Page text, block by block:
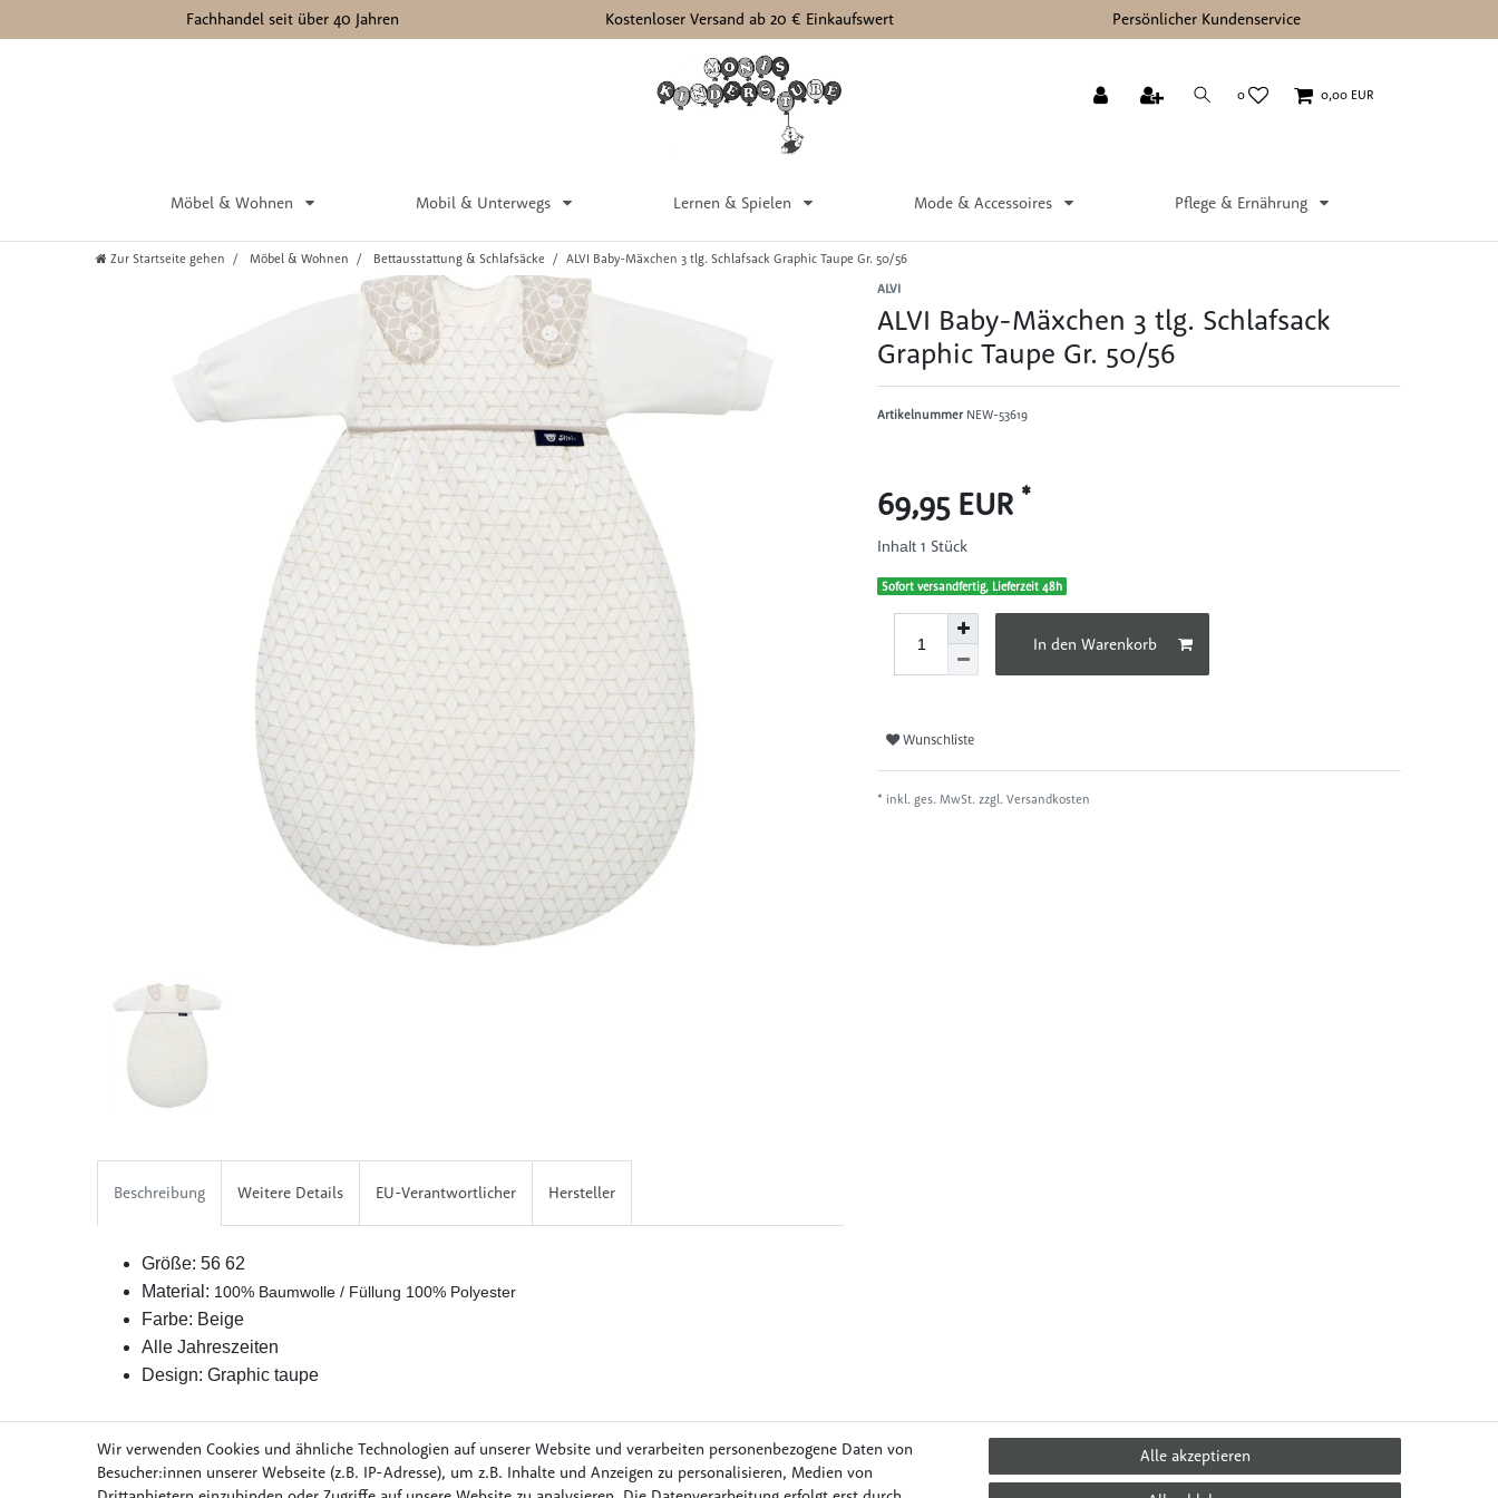
Fachhandel seit über 40 Jahren Kostenloser Versand ab 20 € Einkaufswert Persönlicher Kundenservice
0 0,00 EUR
Möbel & Wohnen Mobil & Unterwegs Lernen & Spielen Mode & Accessoires Pflege & Ernährung
Zur Startseite gehen Möbel & Wohnen Bettausstattung & Schlafsäcke
ALVI Baby-Mäxchen 3 tlg. Schlafsack Graphic Taupe Gr. 50/56
ALVI
ALVI Baby-Mäxchen 3 tlg. Schlafsack
Graphic Taupe Gr. 50/56
Artikelnummer NEW-53619
69,95 EUR *
Inhalt 1 Stück
Sofort versandfertig, Lieferzeit 48h
In den Warenkorb
Wunschliste
* inkl. ges. MwSt. zzgl. Versandkosten
Beschreibung Weitere Details EU-Verantwortlicher Hersteller
Größe: 56 62
Material: 100% Baumwolle / Füllung 100% Polyester
Farbe: Beige
Alle Jahreszeiten
Design: Graphic taupe
Wir verwenden Cookies und ähnliche Technologien auf unserer Website und verarbeiten personenbezogene Daten von
Besucher:innen unserer Webseite (z.B. IP-Adresse), um z.B. Inhalte und Anzeigen zu personalisieren, Medien von
Alle akzeptieren